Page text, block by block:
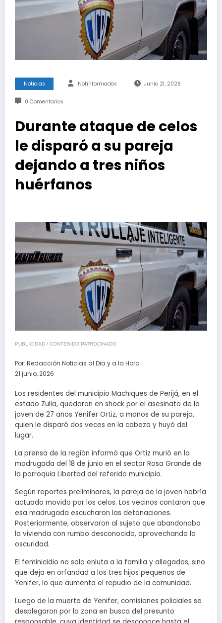
Noticias Notinformados Junio 21, 2026
0 Comentarios
Durante ataque de celos
le disparó a su pareja
dejando a tres niños
huérfanos
PUBLICIDAD / CONTENIDO PATROCINADO
Por: Redacción Noticias al Dia y a la Hora
21 junio, 2026
Los residentes del municipio Machiques de Perijá, en el
estado Zulia, quedaron en shock por el asesinato de la
joven de 27 años Yenifer Ortiz, a manos de su pareja,
quien le disparó dos veces en la cabeza y huyó del
lugar.
La prensa de la región informó que Ortiz murió en la
madrugada del 18 de junio en el sector Rosa Grande de
la parroquia Libertad del referido municipio.
Según reportes preliminares, la pareja de la joven habría
actuado movido por los celos. Los vecinos contaron que
esa madrugada escucharon las detonaciones.
Posteriormente, observaron al sujeto que abandonaba
la vivienda con rumbo desconocido, aprovechando la
oscuridad.
El feminicidio no solo enluta a la familia y allegados, sino
que deja en orfandad a los tres hijos pequeños de
Yenifer, lo que aumenta el repudio de la comunidad.
Luego de la muerte de Yenifer, comisiones policiales se
desplegaron por la zona en busca del presunto